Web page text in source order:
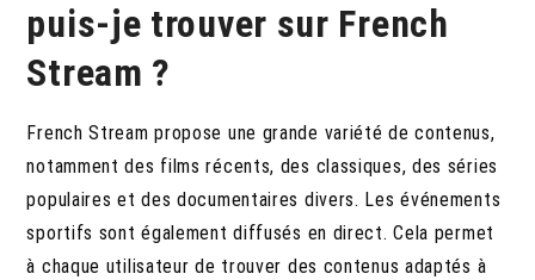
puis-je trouver sur French
Stream ?
French Stream propose une grande variété de contenus,
notamment des films récents, des classiques, des séries
populaires et des documentaires divers. Les événements
sportifs sont également diffusés en direct. Cela permet
à chaque utilisateur de trouver des contenus adaptés à